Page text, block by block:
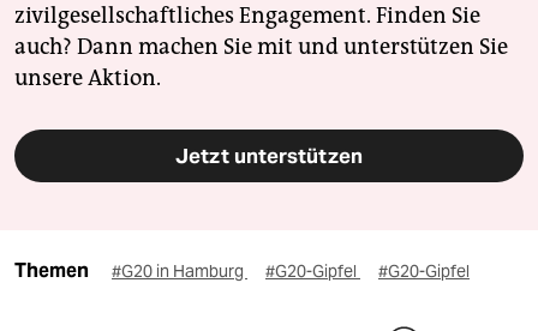
zivilgesellschaftliches Engagement. Finden Sie
auch? Dann machen Sie mit und unterstützen Sie
unsere Aktion.
Jetzt unterstützen
Themen #G20 in Hamburg #G20-Gipfel #G20-Gipfel